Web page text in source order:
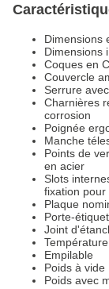
Dimensions
Dimensions
Coques en
Couvercle
Serrure
Charnières
corrosion
Poignée
Manche
Points de
en acier
Slots
fixation
Plaque
Porte-
Joint
Empilable
Poids à vide
Poids avec